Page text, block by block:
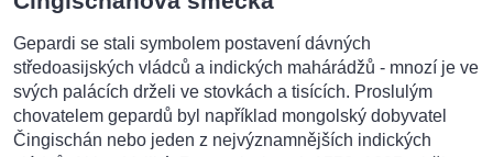
Gepardi se stali symbolem postavení dávných
středoasijských vládců a indických mahárádžů - mnozí je ve
svých palácích drželi ve stovkách a tisících. Proslulým
chovatelem gepardů byl například mongolský dobyvatel
Čingischán nebo jeden z nejvýznamnějších indických